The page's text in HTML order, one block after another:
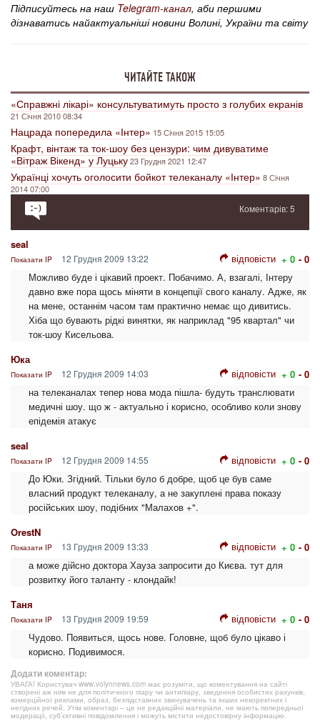
Підписуйтесь на наш Telegram-канал, аби першими
дізнаватись найактуальніші новини Волині, України та світу
ЧИТАЙТЕ ТАКОЖ
«Справжні лікарі» консультуватимуть просто з голубих екранів
21 Січня 2010 08:34
Нацрада попередила «Інтер» 15 Січня 2015 15:05
Крафт, вінтаж та ток-шоу без цензури: чим дивуватиме
«Вітраж Вікенд» у Луцьку23 Грудня 2021 12:47
Українці хочуть оголосити бойкот телеканалу «Інтер» 8 Січня
2014 07:00
Коментарів: 5
seal
Показати IP 12 Грудня 2009 13:22 відповісти + 0 - 0
Можливо буде і цікавий проект. Побачимо. А, взагалі, Інтеру
давно вже пора щось міняти в концепції свого каналу. Адже, як
на мене, останнім часом там практично немає що дивитись.
Хіба що бувають рідкі винятки, як наприклад "95 квартал" чи
ток-шоу Кисельова.
Юка
Показати IP 12 Грудня 2009 14:03 відповісти + 0 - 0
на телеканалах тепер нова мода пішла- будуть транслювати
медичні шоу. що ж - актуально і корисно, особливо коли знову
епідемія атакує
seal
Показати IP 12 Грудня 2009 14:55 відповісти + 0 - 0
До Юки. Згідний. Тільки було б добре, щоб це був саме
власний продукт телеканалу, а не закуплені права показу
російських шоу, подібних "Малахов +".
OrestN
Показати IP 13 Грудня 2009 13:33 відповісти + 0 - 0
а може дійсно доктора Хауза запросити до Києва. тут для
розвитку його таланту - клондайк!
Таня
Показати IP 13 Грудня 2009 19:59 відповісти + 0 - 0
Чудово. Появиться, щось нове. Головне, щоб було цікаво і
корисно. Подивимося.
Додати коментар:
УВАГА! Користувач www.volynnews.com має розуміти, що коментування на сайті
створені аж ніяк не для політичного піару чи антипіару, зведення особистих рахунків,
комерційної реклами, образ, безпідставних звинувачень та інших некоректних і
негідних речей. Утім коментарі – це не редакційні матеріали, не мають попередньої
модерації, суб’єктивні повідомлення і можуть містити недостовірну інформацію.